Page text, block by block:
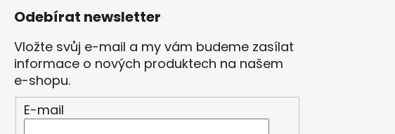
Odebírat newsletter
Vložte svůj e-mail a my vám budeme zasílat
informace o nových produktech na našem
e-shopu.
E-mail